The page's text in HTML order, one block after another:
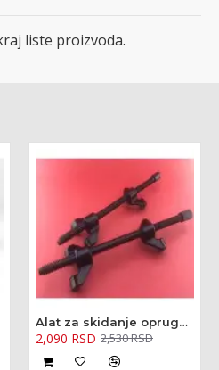
liste proizvoda.
Alat za skidanje opruga amortizera - kovani 370mm
2,090 RSD 2,530 RSD